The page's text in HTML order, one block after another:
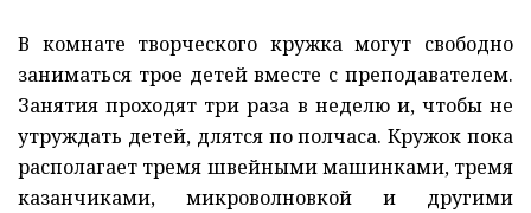
В комнате творческого кружка могут свободно
заниматься трое детей вместе с преподавателем.
Занятия проходят три раза в неделю и, чтобы не
утруждать детей, длятся по полчаса. Кружок пока
располагает тремя швейными машинками, тремя
казанчиками, микроволновкой и другими